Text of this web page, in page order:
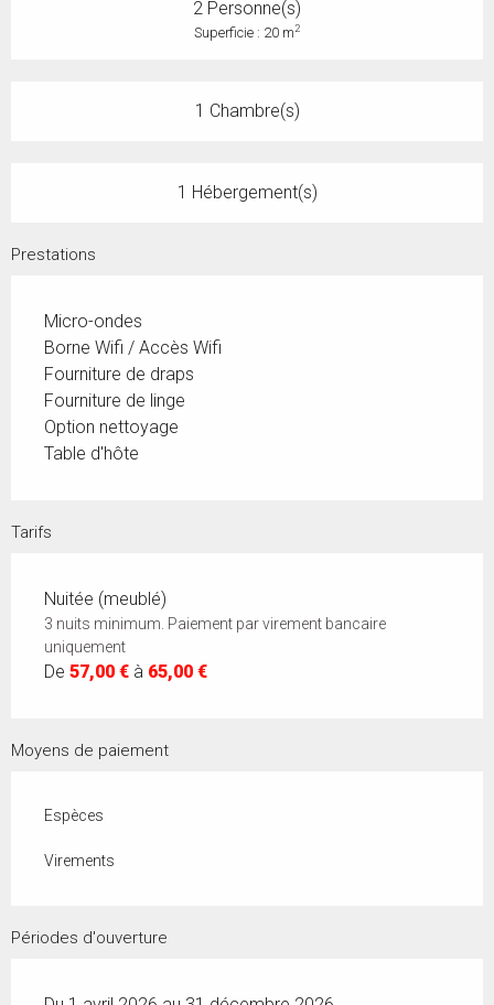
2 Personne(s)
Superficie : 20 m2
1 Chambre(s)
1 Hébergement(s)
Prestations
Micro-ondes
Borne Wifi / Accès Wifi
Fourniture de draps
Fourniture de linge
Option nettoyage
Table d'hôte
Tarifs
Nuitée (meublé)
3 nuits minimum. Paiement par virement bancaire
uniquement
De 57,00 € à 65,00 €
Moyens de paiement
Espèces
Virements
Périodes d'ouverture